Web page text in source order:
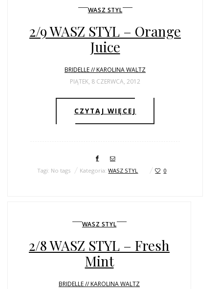
WASZ STYL
2/9 WASZ STYL – Orange
Juice
BRIDELLE // KAROLINA WALTZ
PIĄTEK, 8 CZERWCA, 2012
CZYTAJ WIĘCEJ
Tagi: No tags Kategoria:WASZ STYL 0
WASZ STYL
2/8 WASZ STYL – Fresh
Mint
BRIDELLE // KAROLINA WALTZ